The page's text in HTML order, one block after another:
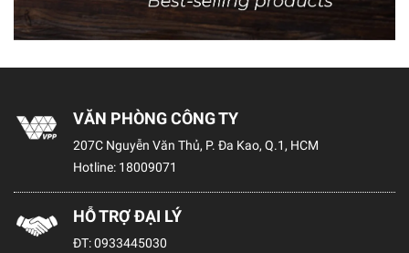
VĂN PHÒNG CÔNG TY
207C Nguyễn Văn Thủ, P. Đa Kao, Q.1, HCM
Hotline: 18009071
HỖ TRỢ ĐẠI LÝ
ĐT:0933445030